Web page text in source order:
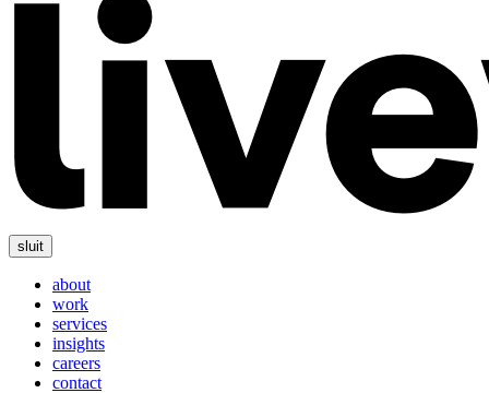
sluit
about
work
services
insights
careers
contact